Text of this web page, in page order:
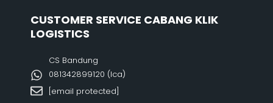
CUSTOMER SERVICE CABANG KLIK
LOGISTICS
CS Bandung
081342899120‬ (Ica)
[email protected]